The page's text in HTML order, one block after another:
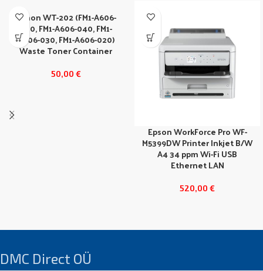
Canon WT-202 (FM1-A606-
000, FM1-A606-040, FM1-
A606-030, FM1-A606-020)
Waste Toner Container
50,00 €
Epson WorkForce Pro WF-
M5399DW Printer Inkjet B/W
A4 34 ppm Wi-Fi USB
Ethernet LAN
520,00 €
DMC Direct OÜ